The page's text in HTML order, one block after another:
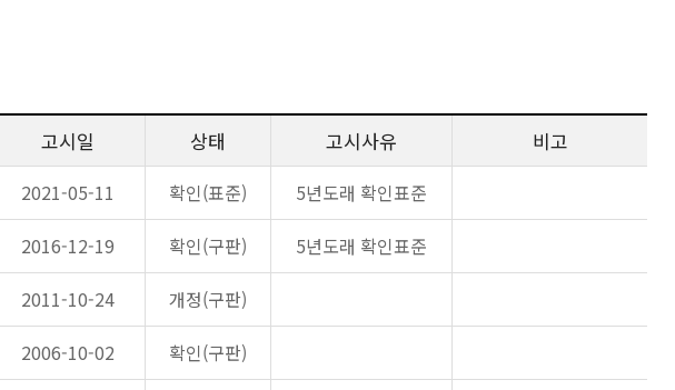
고시일 상태 고시사유 비고
2021-05-11 확인(표준) 5년도래 확인표준
2016-12-19 확인(구판) 5년도래 확인표준
2011-10-24 개정(구판)
2006-10-02 확인(구판)